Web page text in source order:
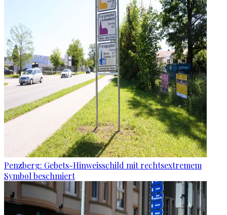
Penzberg: Gebets-Hinweisschild mit rechtsextremem
Symbol beschmiert